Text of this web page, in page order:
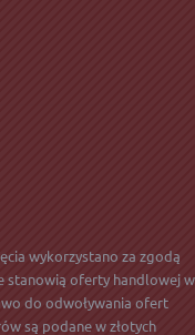
wykorzystano za zgodą
stanowią oferty handlowej w
do odwoływania ofert
są podane w złotych